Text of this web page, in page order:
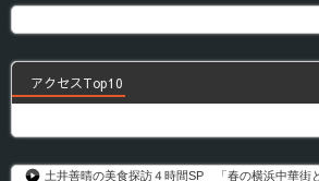
アクセスTop10
土井善晴の美食探訪４時間SP 「春の横浜中華